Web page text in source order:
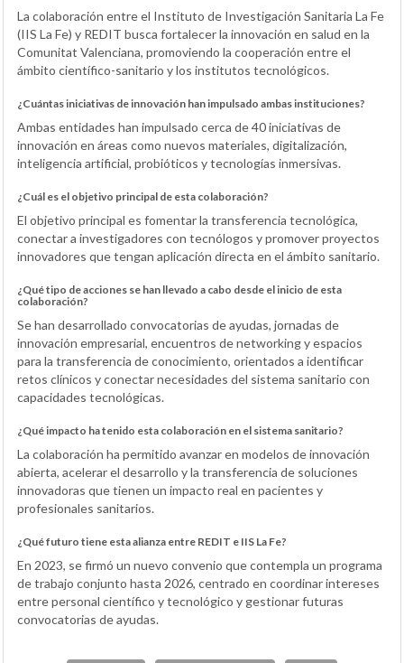
La colaboración entre el Instituto de Investigación Sanitaria La Fe
(IIS La Fe) y REDIT busca fortalecer la innovación en salud en la
Comunitat Valenciana, promoviendo la cooperación entre el
ámbito científico-sanitario y los institutos tecnológicos.
¿Cuántas iniciativas de innovación han impulsado ambas instituciones?
Ambas entidades han impulsado cerca de 40 iniciativas de
innovación en áreas como nuevos materiales, digitalización,
inteligencia artificial, probióticos y tecnologías inmersivas.
¿Cuál es el objetivo principal de esta colaboración?
El objetivo principal es fomentar la transferencia tecnológica,
conectar a investigadores con tecnólogos y promover proyectos
innovadores que tengan aplicación directa en el ámbito sanitario.
¿Qué tipo de acciones se han llevado a cabo desde el inicio de esta
colaboración?
Se han desarrollado convocatorias de ayudas, jornadas de
innovación empresarial, encuentros de networking y espacios
para la transferencia de conocimiento, orientados a identificar
retos clínicos y conectar necesidades del sistema sanitario con
capacidades tecnológicas.
¿Qué impacto ha tenido esta colaboración en el sistema sanitario?
La colaboración ha permitido avanzar en modelos de innovación
abierta, acelerar el desarrollo y la transferencia de soluciones
innovadoras que tienen un impacto real en pacientes y
profesionales sanitarios.
¿Qué futuro tiene esta alianza entre REDIT e IIS La Fe?
En 2023, se firmó un nuevo convenio que contempla un programa
de trabajo conjunto hasta 2026, centrado en coordinar intereses
entre personal científico y tecnológico y gestionar futuras
convocatorias de ayudas.